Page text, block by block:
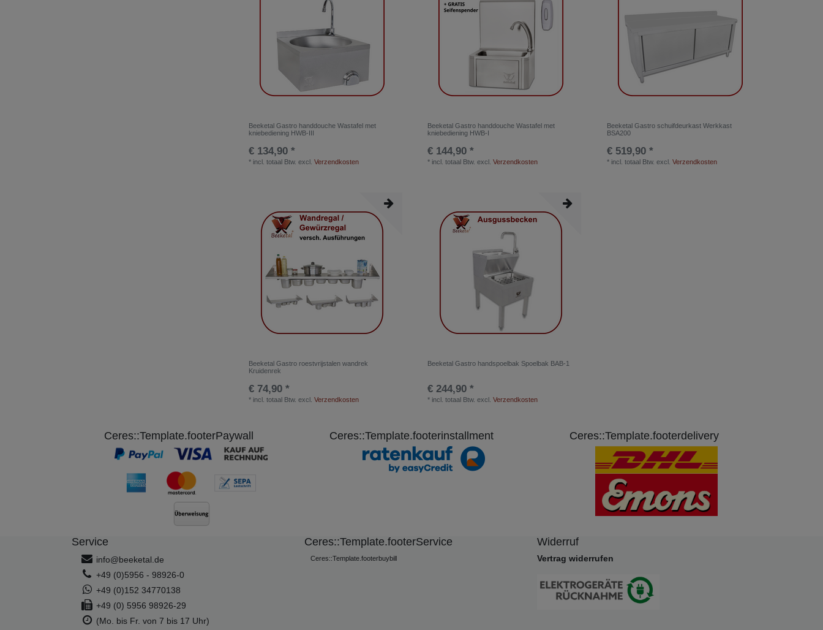
Beeketal Gastro handdouche Wastafel met
kniebediening HWB-III
€ 134,90 *
* incl. totaal Btw. excl. Verzendkosten
Beeketal Gastro handdouche Wastafel met
kniebediening HWB-I
€ 144,90 *
* incl. totaal Btw. excl.Verzendkosten
Beeketal Gastro schuifdeurkast Werkkast
BSA200
€ 519,90 *
* incl. totaal Btw. excl. Verzendkosten
Beeketal Gastro roestvrijstalen wandrek
Kruidenrek
€ 74,90 *
* incl. totaal Btw. excl. Verzendkosten
Beeketal Gastro handspoelbak Spoelbak BAB-1
€ 244,90 *
* incl. totaal Btw. excl.Verzendkosten
Ceres::Template.footerPaywall Ceres::Template.footerinstallment Ceres::Template.footerdelivery
Service
info@beeketal.de
+49 (0)5956 - 98926-0
+49 (0)152 34770138
+49 (0) 5956 98926-29
(Mo. bis Fr. von 7 bis 17 Uhr)
Ceres::Template.footerService
Ceres::Template.footerbuybill
Widerruf
Vertrag widerrufen